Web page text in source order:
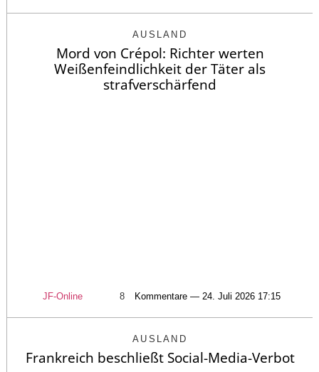
AUSLAND
Mord von Crépol: Richter werten
Weißenfeindlichkeit der Täter als
strafverschärfend
JF-Online 8 Kommentare — 24. Juli 2026 17:15
AUSLAND
Frankreich beschließt Social-Media-Verbot